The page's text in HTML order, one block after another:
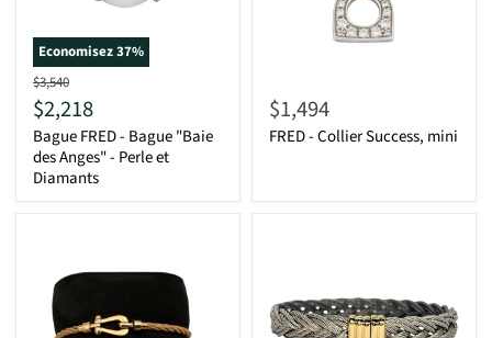
Economisez37%
D'origine
$3,540
Actuel
$2,218
Bague FRED - Bague "Baie
des Anges" - Perle et
Diamants
$1,494
FRED - Collier Success, mini